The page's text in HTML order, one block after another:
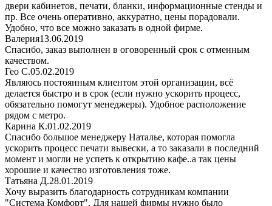
двери кабинетов, печати, бланки, информационные стенды и
пр. Все очень оперативно, аккуратно, цены порадовали.
Удобно, что все можно заказать в одной фирме.
Валерия13.06.2019
Спасибо, заказ выполнен в оговоренный срок с отменным
качеством.
Гео С.05.02.2019
Являюсь постоянным клиентом этой организации, всё
делается быстро и в срок (если нужно ускорить процесс,
обязательно помогут менеджеры). Удобное расположение
рядом с метро.
Карина К.01.02.2019
Спасибо большое менеджеру Наталье, которая помогла
ускорить процесс печати вывески, а то заказали в последний
момент и могли не успеть к открытию кафе..а так цены
хорошие и качество изготовления тоже.
Татьяна Д.28.01.2019
Хочу выразить благодарность сотрудникам компании
"Система Комфорт". Для нашей фирмы нужно было